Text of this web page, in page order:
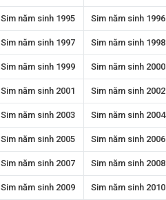
Sim năm sinh 1995 Sim năm sinh 1996
Sim năm sinh 1997 Sim năm sinh 1998
Sim năm sinh 1999 Sim năm sinh 2000
Sim năm sinh 2001 Sim năm sinh 2002
Sim năm sinh 2003 Sim năm sinh 2004
Sim năm sinh 2005 Sim năm sinh 2006
Sim năm sinh 2007 Sim năm sinh 2008
Sim năm sinh 2009 Sim năm sinh 2010